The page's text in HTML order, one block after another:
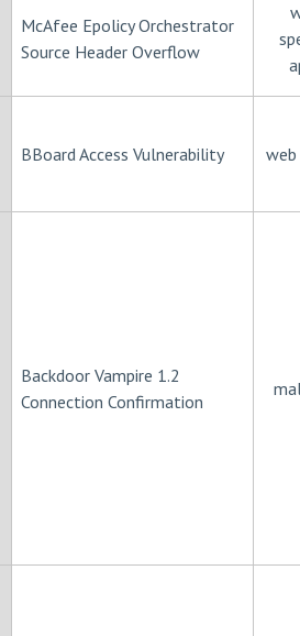
McAfee Epolicy Orchestrator
Source Header Overflow
BBoard Access Vulnerability web
Backdoor Vampire 1.2
Connection Confirmation